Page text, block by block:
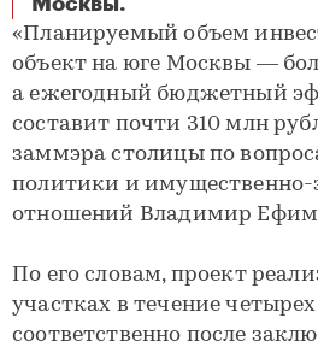
«Планируемый объем
объект на юге Москвы —
а ежегодный бюджетный
составит почти 310 млн
заммэра столицы по
политики и имущественно-
отношений Владимир
По его словам, проект
участках в течение
соответственно после